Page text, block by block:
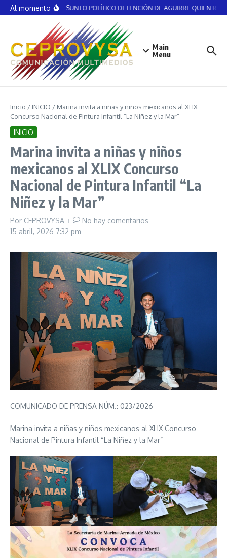
Saltar al contenido
Al momentoNO ES ASUNTO POLÍTICO DETENCIÓN DE AGUIRRE QUIEN
Main
Menu
Inicio / INICIO / Marina invita a niñas y niños mexicanos al XLIX
Concurso Nacional de Pintura Infantil “La Niñez y la Mar”
INICIO
Marina invita a niñas y niños
mexicanos al XLIX Concurso
Nacional de Pintura Infantil “La
Niñez y la Mar”
Por CEPROVYSA
No hay comentarios
15 abril, 2026 7:32 pm
COMUNICADO DE PRENSA NÚM.: 023/2026
Marina invita a niñas y niños mexicanos al XLIX Concurso
Nacional de Pintura Infantil “La Niñez y la Mar”